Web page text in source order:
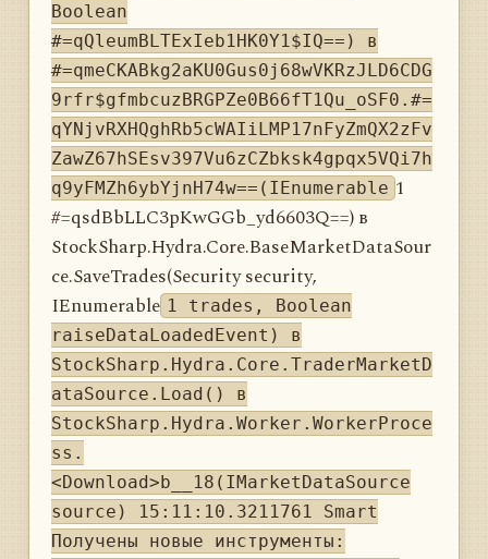
Boolean
#=qQleumBLTExIeb1HK0Y1$IQ==) в
#=qmeCKABkg2aKU0Gus0j68wVKRzJLD6CDG
9rfr$gfmbcuzBRGPZe0B66fT1Qu_oSF0.#=
qYNjvRXHQghRb5cWAIiLMP17nFyZmQX2zFv
ZawZ67hSEsv397Vu6zCZbksk4gpqx5VQi7h
q9yFMZh6ybYjnH74w==(IEnumerable 1
#=qsdBbLLC3pKwGGb_yd6603Q==) в
StockSharp.Hydra.Core.BaseMarketDataSour
ce.SaveTrades(Security security,
IEnumerable 1 trades, Boolean
raiseDataLoadedEvent) в
StockSharp.Hydra.Core.TraderMarketD
ataSource.Load() в
StockSharp.Hydra.Worker.WorkerProce
ss.
<Download>b__18(IMarketDataSource
source) 15:11:10.3211761 Smart
Получены новые инструменты: